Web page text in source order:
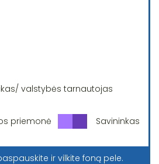
valstybės tarnautojas
priemonė Savininkas
ir vilkite foną pele.